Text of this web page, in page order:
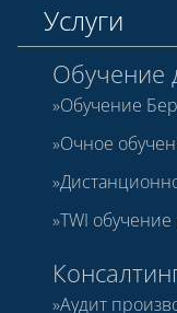
Услуги
Обучение
Обучение
Очное
TWI
Аудит